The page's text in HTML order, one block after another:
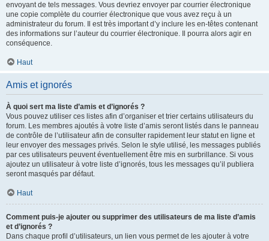
envoyant de tels messages. Vous devriez envoyer par courrier électronique
une copie complète du courrier électronique que vous avez reçu à un
administrateur du forum. Il est très important d’y inclure les en-têtes contenant
des informations sur l’auteur du courrier électronique. Il pourra alors agir en
conséquence.
Haut
Amis et ignorés
À quoi sert ma liste d’amis et d’ignorés ?
Vous pouvez utiliser ces listes afin d’organiser et trier certains utilisateurs du
forum. Les membres ajoutés à votre liste d’amis seront listés dans le panneau
de contrôle de l’utilisateur afin de consulter rapidement leur statut en ligne et
leur envoyer des messages privés. Selon le style utilisé, les messages publiés
par ces utilisateurs peuvent éventuellement être mis en surbrillance. Si vous
ajoutez un utilisateur à votre liste d’ignorés, tous les messages qu’il publiera
seront masqués par défaut.
Haut
Comment puis-je ajouter ou supprimer des utilisateurs de ma liste d’amis
et d’ignorés ?
Dans chaque profil d’utilisateurs, un lien vous permet de les ajouter à votre